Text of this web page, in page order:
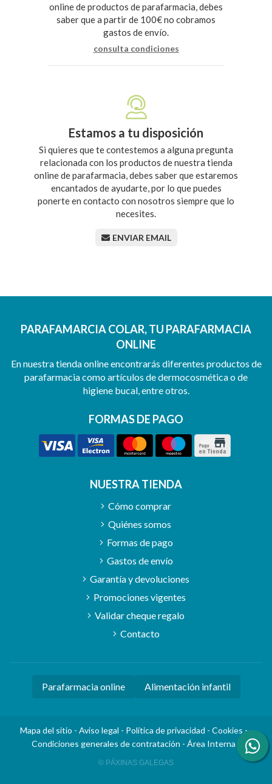
online de productos de parafarmacia, debes
saber que a partir de 100€ no cobramos
gastos de envío.
consulta condiciones
Estamos a tu disposición
Si quieres que te contestemos a alguna pregunta
relacionada con los productos de nuestra tienda
online de parafarmacia, debes saber que estaremos
encantados de ayudarte, por lo que puedes
ponerte en contacto con nosotros siempre que lo
necesites.
ENVIAR EMAIL
PARAFAMARCIA COLAR, TU PARAFARMACIA
ONLINE
En nuestra tienda online encontrarás diferentes productos de
parafarmacia como artículos de dermocosmética o de
higiene bucal, entre otros.
FORMAS DE PAGO
NUESTRA TIENDA
Cómo comprar
Quiénes somos
Formas de pago
Gastos de envío
Garantía y devoluciones
Promociones vigentes
Validar cheque regalo
Contacto
Parafarmacia online Alimentación infantil
Mapa del sitio - Aviso legal - Política de privacidad - Cookies-
Condiciones generales de contratación - Área Interna
© PÁXINAS GALEGAS